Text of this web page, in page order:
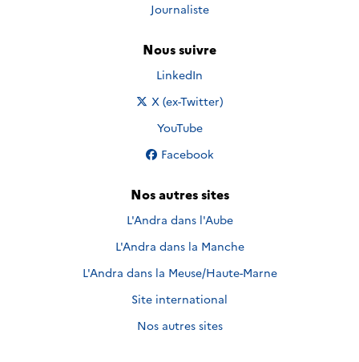
Journaliste
Nous suivre
Nous suivre sur
LinkedIn
Nous suivre sur
X (ex-Twitter)
Nous suivre sur
YouTube
Nous suivre sur
Facebook
Nos autres sites
L'Andra dans l'Aube
L'Andra dans la Manche
L'Andra dans la Meuse/Haute-Marne
Site international
Nos autres sites